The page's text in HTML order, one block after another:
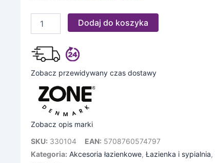
Dodaj do koszyka
Zobacz przewidywany czas dostawy
Zobacz opis marki
SKU: 330104 EAN: 5708760574797
Kategoria: Akcesoria łazienkowe, Łazienka i sypialnia,